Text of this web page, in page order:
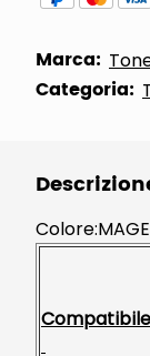
Marca:
Categoria:
Compatibile